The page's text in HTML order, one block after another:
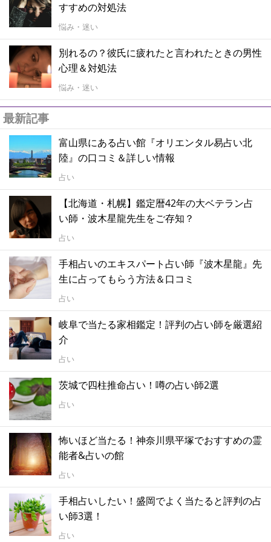
すすめの対処法
悩み・迷い
別れるの？彼氏に疲れたと言われたときの男性
心理＆対処法
悩み・迷い
最新記事
富山県にある占い館『オリエンタル易占い北
陸』の口コミ＆詳しい情報
占い
【北海道・札幌】鑑定暦42年の大ベテラン占
い師・波木星龍先生をご存知？
占い
手相占いのエキスパート占い師『波木星龍』先
生に占ってもらう方法＆口コミ
占い
岐阜で当たる家相鑑定！評判の占い師を厳選紹
介
占い
茨城で四柱推命占い！噂の占い師2選
占い
怖いほど当たる！神奈川県平塚でおすすめの霊
能者&占いの館
占い
手相占いしたい！盛岡でよく当たると評判の占
い師3選！
占い